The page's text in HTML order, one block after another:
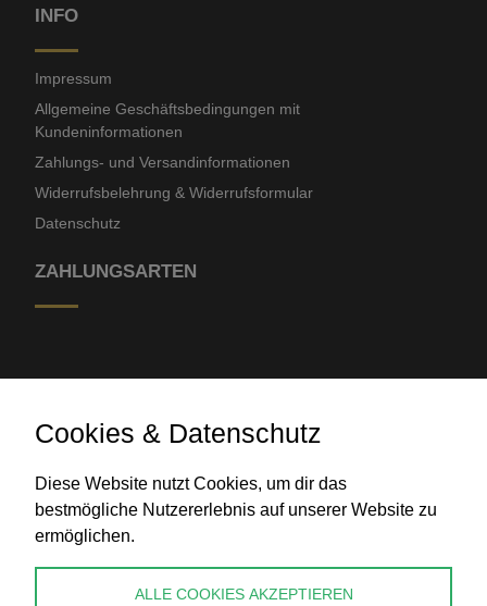
INFO
Impressum
Allgemeine Geschäftsbedingungen mit
Kundeninformationen
Zahlungs- und Versandinformationen
Widerrufsbelehrung & Widerrufsformular
Datenschutz
ZAHLUNGSARTEN
Banküberweisung
Cookies & Datenschutz
Diese Website nutzt Cookies, um dir das
bestmögliche Nutzererlebnis auf unserer Website zu
ermöglichen.
ALLE COOKIES AKZEPTIEREN